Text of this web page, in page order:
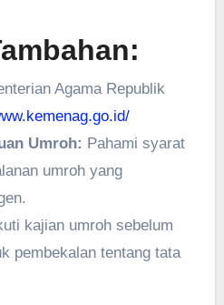
Agama Republik
Umroh: Pahami syarat
umroh yang
kajian umroh sebelum
pembekalan tentang tata